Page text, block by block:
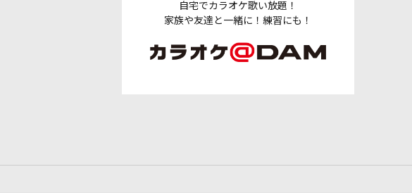
自宅でカラオケ歌い放題！
家族や友達と一緒に！練習にも！